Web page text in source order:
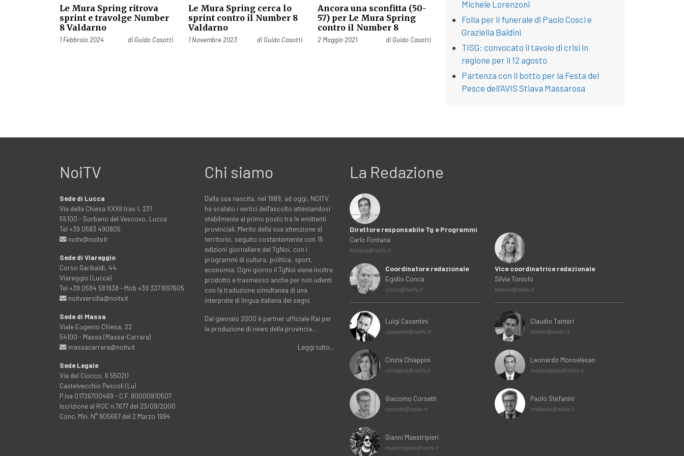
Le Mura Spring ritrova
sprint e travolge Number
8 Valdarno
Pubblicato il
1 Febbraio 2024 di Guido Casotti
Le Mura Spring cerca lo
sprint contro il Number 8
Valdarno
Pubblicato il
1 Novembre 2023 di Guido Casotti
Ancora una sconfitta (50-
57) per Le Mura Spring
contro il Number 8
Pubblicato il
2 Maggio 2021 di Guido Casotti
Michele Lorenzoni
Folla per il funerale di Paolo Cosci e
Graziella Baldini
TISG: convocato il tavolo di crisi in
regione per il 12 agosto
Partenza con il botto per la Festa del
Pesce dell’AVIS Stiava Massarosa
NoiTV
Sede di Lucca
Via della Chiesa XXXII trav. I, 231
55100 - Sorbano del Vescovo, Lucca
Tel +39 0583 490805
noitv@noitv.it
Sede di Viareggio
Corso Garibaldi, 44
Viareggio (Lucca)
Tel +39 0584 581938 - Mob +39 3371697605
noitvversilia@noitv.it
Sede di Massa
Viale Eugenio Chiesa, 22
54100 - Massa (Massa-Carrara)
massacarrara@noitv.it
Sede Legale
Via del Ciocco, 6 55020
Castelvecchio Pascoli (Lu)
P.iva 01726700469 - C.F. 80000910507
Iscrizione al ROC n.7677 del 23/09/2000
Conc. Min. N° 905667 del 2 Marzo 1994
Chi siamo
Dalla sua nascita, nel 1989, ad oggi, NOITV
ha scalato i vertici dell'ascolto attestandosi
stabilmente al primo posto tra le emittenti
provinciali. Merito della sua attenzione al
territorio, seguito costantemente con 15
edizioni giornaliere del TgNoi, con i
programmi di cultura, politica, sport,
economia. Ogni giorno il TgNoi viene inoltre
prodotto e trasmesso anche per non udenti
con la traduzione simultanea di una
interprete di lingua italiana dei segni.
Dal gennaio 2000 è partner ufficiale Rai per
la produzione di news della provincia…
Leggi tutto...
La Redazione
Direttore responsabile Tg e Programmi
Carlo Fontana
fontana@noitv.it
Coordinatore redazionale
Egidio Conca
conca@noitv.it
Luigi Casentini
casentini@noitv.it
Cinzia Chiappini
chiappini@noitv.it
Giacomo Corsetti
corsetti@noitv.it
Gianni Maestripieri
maestripieri@noitv.it
Vice coordinatrice redazionale
Silvia Toniolo
toniolo@noitv.it
Claudio Tanteri
tanteri@noitv.it
Leonardo Monselesan
monselesan@noitv.it
Paolo Stefanini
stefanini@noitv.it